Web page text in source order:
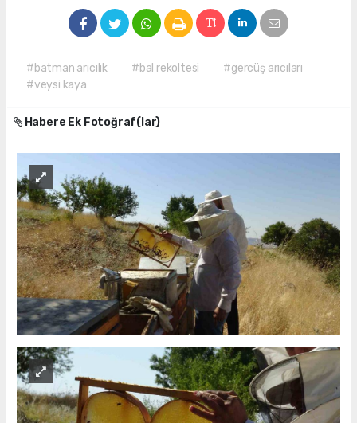
#batman arıcılık #bal rekoltesi
#gercüş arıcıları
#veysi kaya
Habere Ek Fotoğraf(lar)